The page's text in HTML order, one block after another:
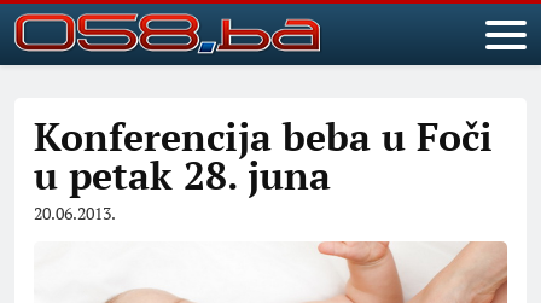
Konferencija beba u Foči
u petak 28. juna
20.06.2013.